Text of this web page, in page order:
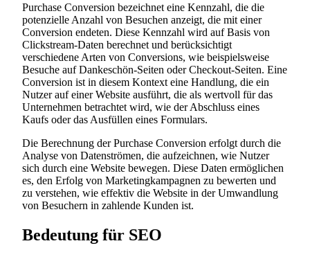
Purchase Conversion bezeichnet eine Kennzahl, die die
potenzielle Anzahl von Besuchen anzeigt, die mit einer
Conversion endeten. Diese Kennzahl wird auf Basis von
Clickstream-Daten berechnet und berücksichtigt
verschiedene Arten von Conversions, wie beispielsweise
Besuche auf Dankeschön-Seiten oder Checkout-Seiten. Eine
Conversion ist in diesem Kontext eine Handlung, die ein
Nutzer auf einer Website ausführt, die als wertvoll für das
Unternehmen betrachtet wird, wie der Abschluss eines
Kaufs oder das Ausfüllen eines Formulars.
Die Berechnung der Purchase Conversion erfolgt durch die
Analyse von Datenströmen, die aufzeichnen, wie Nutzer
sich durch eine Website bewegen. Diese Daten ermöglichen
es, den Erfolg von Marketingkampagnen zu bewerten und
zu verstehen, wie effektiv die Website in der Umwandlung
von Besuchern in zahlende Kunden ist.
Bedeutung für SEO